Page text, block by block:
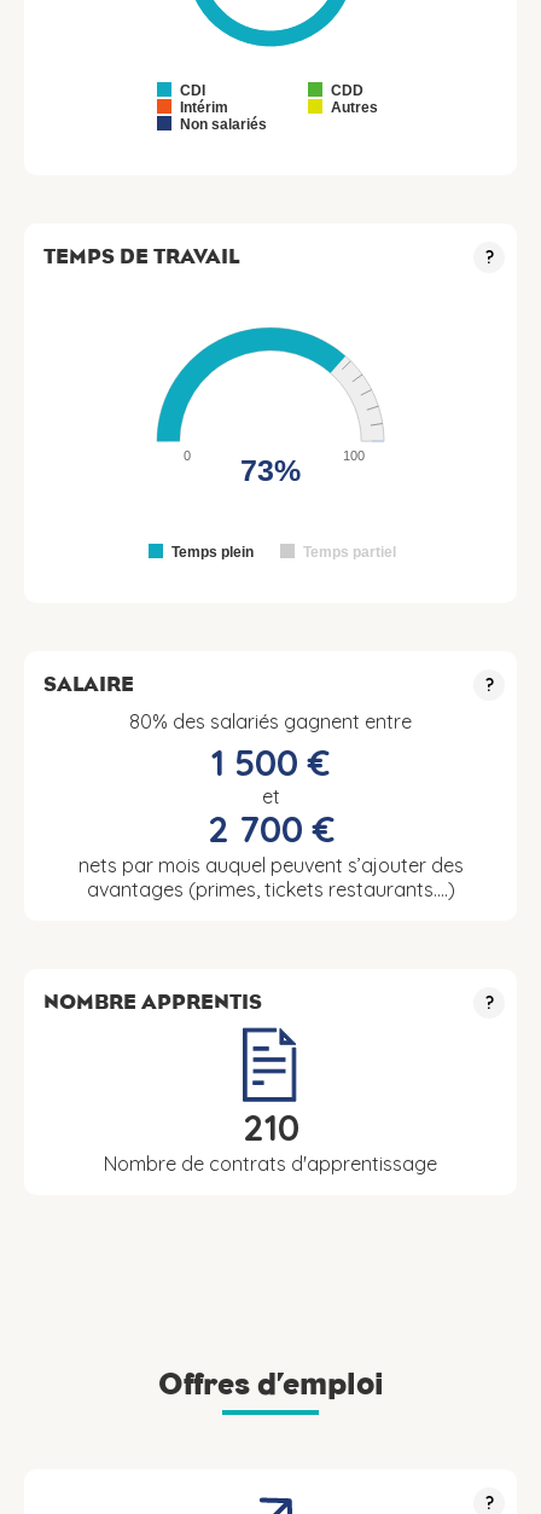
CDI
CDD
Intérim
Autres
Non salariés
TEMPS DE TRAVAIL ?
Temps plein Temps partiel
0 100
73%
SALAIRE ?
80% des salariés gagnent entre
1 500 €
et
2 700 €
nets par mois auquel peuvent s’ajouter des
avantages (primes, tickets restaurants….)
NOMBRE APPRENTIS ?
210
Nombre de contrats d'apprentissage
Offres d’emploi
?